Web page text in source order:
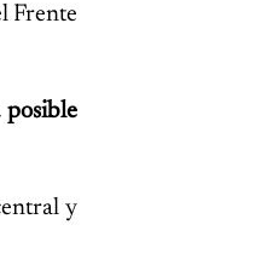
Frente
posible
y